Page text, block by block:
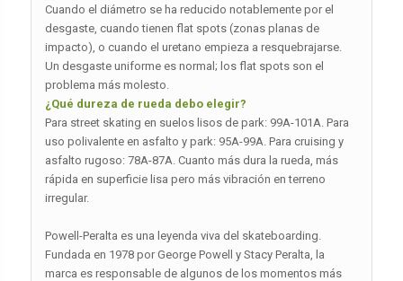
Cuando el diámetro se ha reducido notablemente por el
desgaste, cuando tienen flat spots (zonas planas de
impacto), o cuando el uretano empieza a resquebrajarse.
Un desgaste uniforme es normal; los flat spots son el
problema más molesto.
¿Qué dureza de rueda debo elegir?
Para street skating en suelos lisos de park: 99A-101A. Para
uso polivalente en asfalto y park: 95A-99A. Para cruising y
asfalto rugoso: 78A-87A. Cuanto más dura la rueda, más
rápida en superficie lisa pero más vibración en terreno
irregular.
Powell-Peralta es una leyenda viva del skateboarding.
Fundada en 1978 por George Powell y Stacy Peralta, la
marca es responsable de algunos de los momentos más